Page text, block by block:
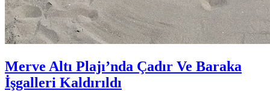
Merve Altı Plajı’nda Çadır Ve Baraka
İşgalleri Kaldırıldı